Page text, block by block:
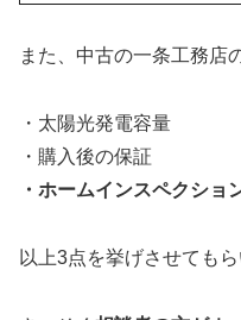
また、中古の一条工務店
・太陽光発電容量
・購入後の保証
・ホームインスペクショ
以上3点を挙げさせてもら